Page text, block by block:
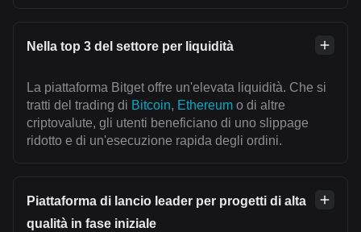
Nella top 3 del settore per liquidità
La piattaforma Bitget offre un'elevata liquidità. Che si
tratti del trading di Bitcoin, Ethereum o di altre
criptovalute, gli utenti beneficiano di uno slippage
ridotto e di un'esecuzione rapida degli ordini.
Piattaforma di lancio leader per progetti di alta
qualità in fase iniziale